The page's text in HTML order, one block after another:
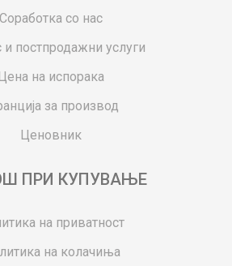
Соработка со нас
постпродажни услуги
на испорака
за производ
Ценовник
ПРИ КУПУВАЊЕ
на приватност
на колачиња